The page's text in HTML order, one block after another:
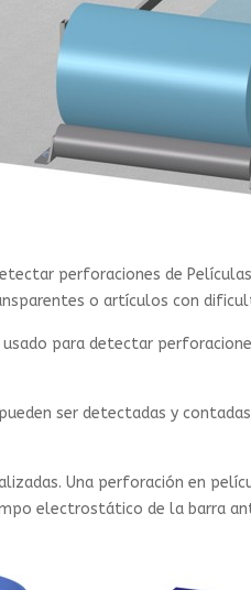
perforaciones de
o artículos con
para detectar
ser detectadas y
Una perforación en
electrostático de la barra